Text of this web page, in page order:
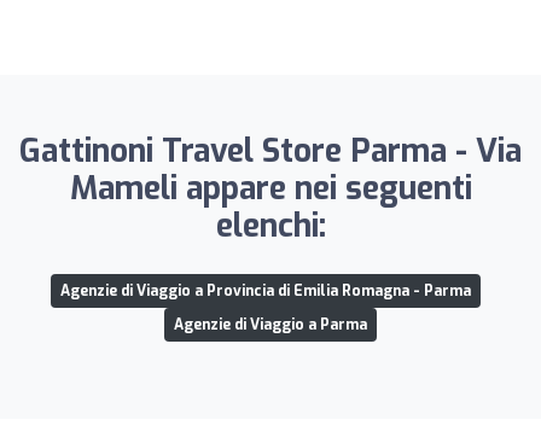
Gattinoni Travel Store Parma - Via
Mameli appare nei seguenti
elenchi:
Agenzie di Viaggio a Provincia di Emilia Romagna - Parma
Agenzie di Viaggio a Parma